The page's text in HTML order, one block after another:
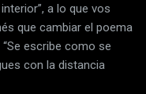
a lo que vos
que cambiar el poema
escribe como se
con la distancia